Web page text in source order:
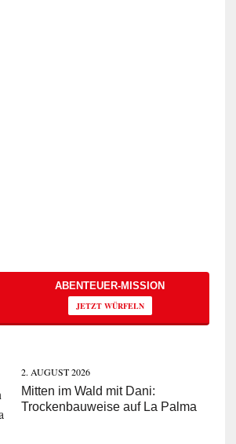
ABENTEUER-MISSION
JETZT WÜRFELN
2. AUGUST 2026
Mitten im Wald mit Dani:
Trockenbauweise auf La Palma